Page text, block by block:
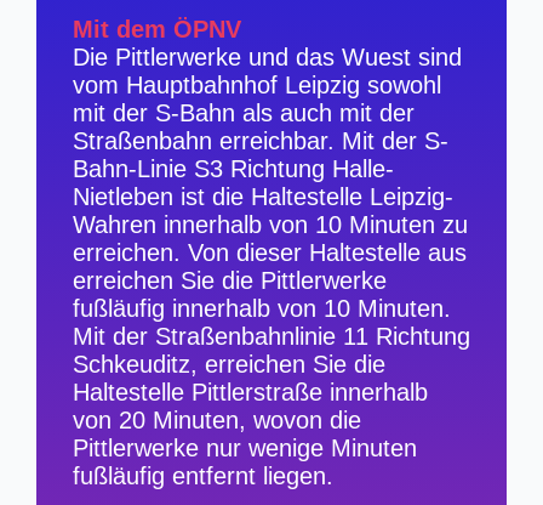
Mit dem ÖPNV
Die Pittlerwerke und das Wuest sind
vom Hauptbahnhof Leipzig sowohl
mit der S-Bahn als auch mit der
Straßenbahn erreichbar. Mit der S-
Bahn-Linie S3 Richtung Halle-
Nietleben ist die Haltestelle Leipzig-
Wahren innerhalb von 10 Minuten zu
erreichen. Von dieser Haltestelle aus
erreichen Sie die Pittlerwerke
fußläufig innerhalb von 10 Minuten.
Mit der Straßenbahnlinie 11 Richtung
Schkeuditz, erreichen Sie die
Haltestelle Pittlerstraße innerhalb
von 20 Minuten, wovon die
Pittlerwerke nur wenige Minuten
fußläufig entfernt liegen.